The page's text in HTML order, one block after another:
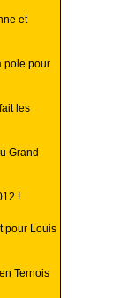
et
pole pour
les
Grand
!
pour Louis
Ternois